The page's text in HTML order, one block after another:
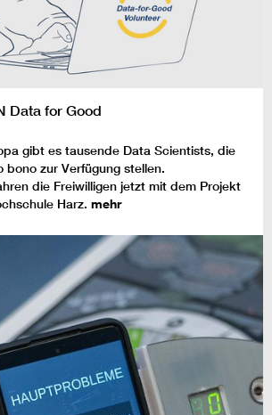
Data for Good
gibt es tausende Data Scientists, die
bono zur Verfügung stellen.
die Freiwilligen jetzt mit dem Projekt
Harz. mehr